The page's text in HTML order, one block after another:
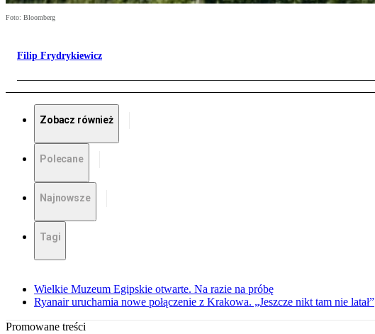
Foto: Bloomberg
Filip Frydrykiewicz
Zobacz również
Polecane
Najnowsze
Tagi
Wielkie Muzeum Egipskie otwarte. Na razie na próbę
Ryanair uruchamia nowe połączenie z Krakowa. „Jeszcze nikt tam nie latał”
Promowane treści